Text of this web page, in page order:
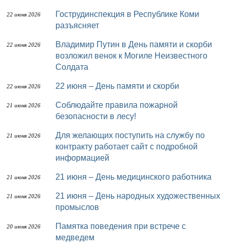
22 июня 2026
Гострудинспекция в Республике Коми
разъясняет
22 июня 2026
Владимир Путин в День памяти и скорби
возложил венок к Могиле Неизвестного
Солдата
22 июня 2026 22 июня – День памяти и скорби
21 июня 2026
Соблюдайте правила пожарной
безопасности в лесу!
21 июня 2026
Для желающих поступить на службу по
контракту работает сайт с подробной
информацией
21 июня 2026 21 июня – День медицинского работника
21 июня 2026
21 июня – День народных художественных
промыслов
20 июня 2026
Памятка поведения при встрече с
медведем